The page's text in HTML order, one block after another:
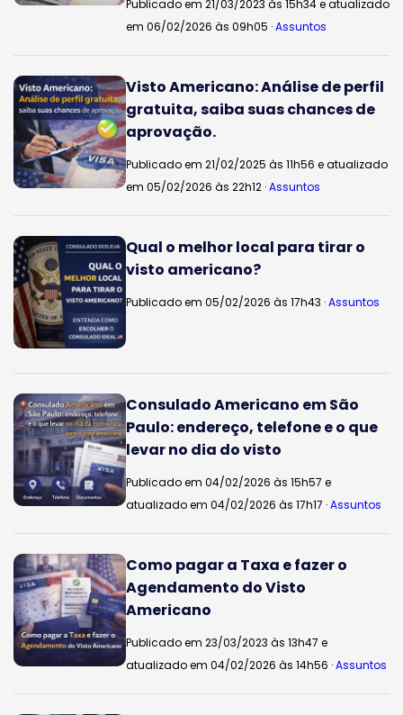
Publicado em 21/03/2023 às 15h34 e atualizado
em 06/02/2026 às 09h05 ·Assuntos
Visto Americano: Análise de perfil
gratuita, saiba suas chances de
aprovação.
Publicado em 21/02/2025 às 11h56 e atualizado
em 05/02/2026 às 22h12 ·Assuntos
Qual o melhor local para tirar o
visto americano?
Publicado em 05/02/2026 às 17h43 ·Assuntos
Consulado Americano em São
Paulo: endereço, telefone e o que
levar no dia do visto
Publicado em 04/02/2026 às 15h57 e
atualizado em 04/02/2026 às 17h17 ·Assuntos
Como pagar a Taxa e fazer o
Agendamento do Visto
Americano
Publicado em 23/03/2023 às 13h47 e
atualizado em 04/02/2026 às 14h56 ·Assuntos